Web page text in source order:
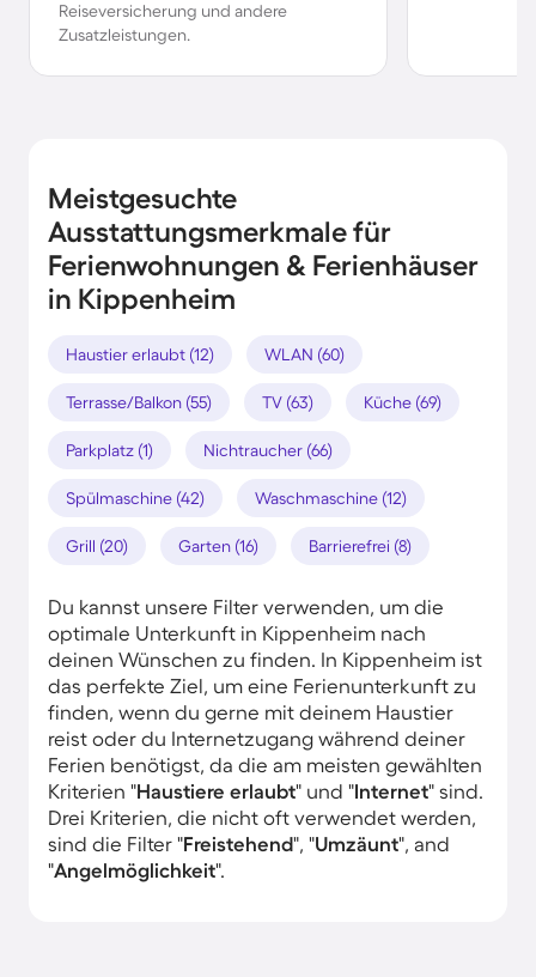
Reiseversicherung und andere
Zusatzleistungen.
Meistgesuchte
Ausstattungsmerkmale für
Ferienwohnungen & Ferienhäuser
in Kippenheim
Haustier erlaubt (12) WLAN (60)
Terrasse/Balkon (55) TV (63) Küche (69)
Parkplatz (1) Nichtraucher (66)
Spülmaschine (42) Waschmaschine (12)
Grill (20) Garten (16) Barrierefrei (8)
Du kannst unsere Filter verwenden, um die
optimale Unterkunft in Kippenheim nach
deinen Wünschen zu finden. In Kippenheim ist
das perfekte Ziel, um eine Ferienunterkunft zu
finden, wenn du gerne mit deinem Haustier
reist oder du Internetzugang während deiner
Ferien benötigst, da die am meisten gewählten
Kriterien "Haustiere erlaubt" und "Internet" sind.
Drei Kriterien, die nicht oft verwendet werden,
sind die Filter "Freistehend", "Umzäunt", and
"Angelmöglichkeit".